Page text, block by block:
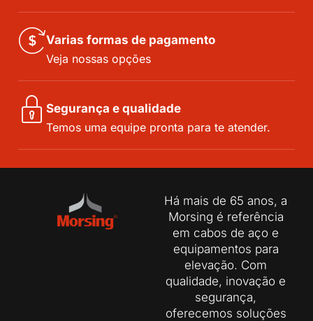
Varias formas de pagamento
Veja nossas opções
Segurança e qualidade
Temos uma equipe pronta para te atender.
Há mais de 65 anos, a
Morsing é referência
em cabos de aço e
equipamentos para
elevação. Com
qualidade, inovação e
segurança,
oferecemos soluções